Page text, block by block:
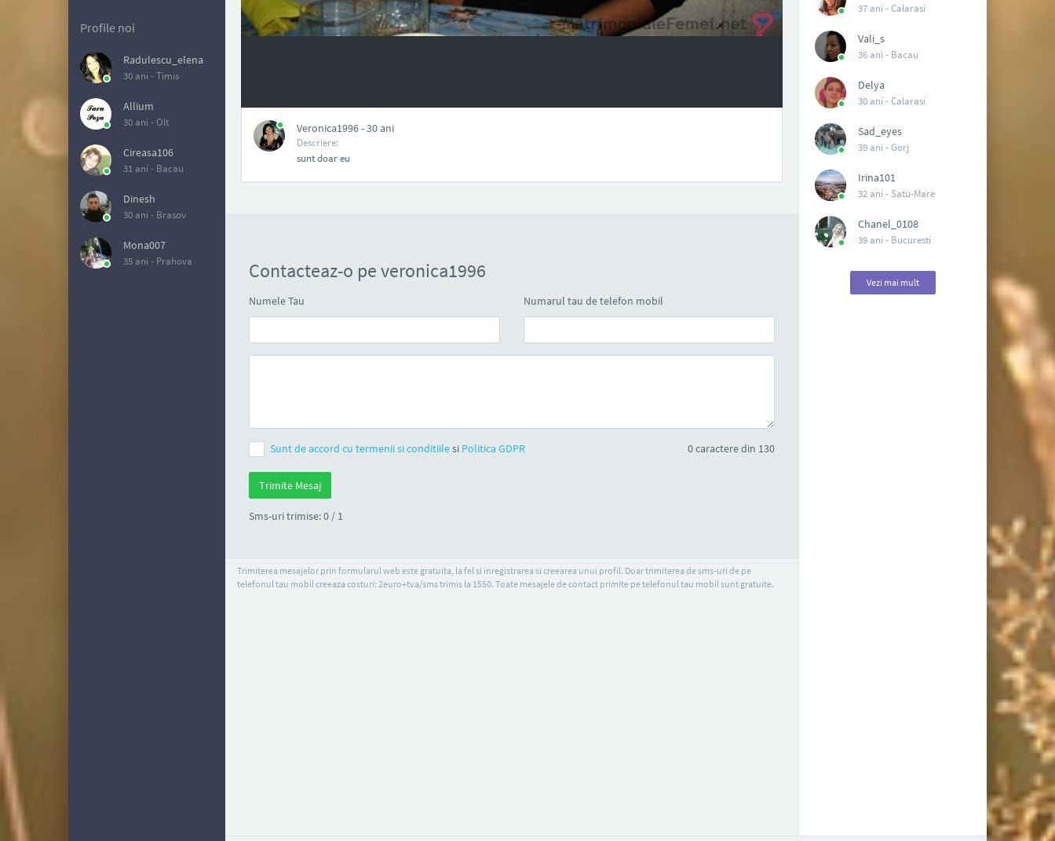
Profile noi
Radulescu_elena
30 ani -Timis
Allium
30 ani -Olt
Cireasa106
31 ani - Bacau
Dinesh
30 ani - Brasov
Mona007
35 ani - Prahova
Veronica1996 - 30 ani
Descriere:
sunt doar eu
Contacteaz-o pe veronica1996
Numele Tau Numarul tau de telefon mobil
Sunt de accord cu termenii si conditiilesi Politica GDPR 0caractere din 130
Sms-uri trimise: 0 / 1
Trimiterea mesajelor prin formularul web este gratuita, la fel si inregistrarea si creearea unui profil. Doar trimiterea de sms-uri de pe
telefonul tau mobil creeaza costuri: 2euro+tva/sms trimis la 1550. Toate mesajele de contact primite pe telefonul tau mobil sunt gratuite.
37 ani -Calarasi
Vali_s
36 ani - Bacau
Delya
30 ani -Calarasi
Sad_eyes
39 ani -Gorj
Irina101
32 ani - Satu-Mare
Chanel_0108
39 ani - Bucuresti
Vezi mai mult